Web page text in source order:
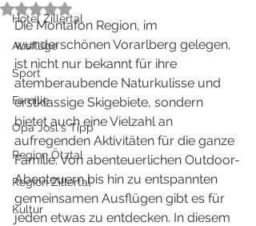
Hotel Zillertal
Ausflüge
Sport
Familie
Opa Josl´s Tipp
Region Ötztal
Region Zillertal
Kultur
Mit NaN von 5 Sternen bewertet.
Die Montafon Region, im
wunderschönen Vorarlberg gelegen,
ist nicht nur bekannt für ihre
atemberaubende Naturkulisse und
erstklassige Skigebiete, sondern
bietet auch eine Vielzahl an
aufregenden Aktivitäten für die ganze
Familie. Von abenteuerlichen Outdoor-
Abenteuern bis hin zu entspannten
gemeinsamen Ausflügen gibt es für
jeden etwas zu entdecken. In diesem